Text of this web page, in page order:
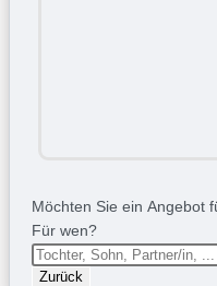
Möchten Sie ein Angebot
Für wen?
Zurück